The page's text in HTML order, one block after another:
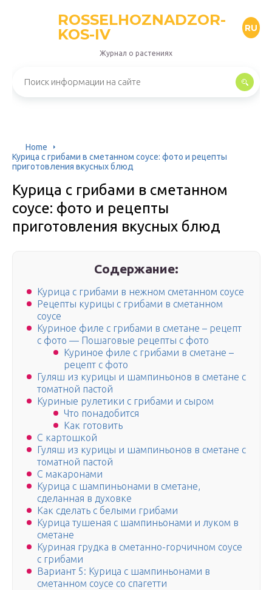
ROSSELHOZNADZOR-
KOS-IV
RU
Журнал о растениях
Home
Курица с грибами в сметанном соусе: фото и рецепты
приготовления вкусных блюд
Курица с грибами в сметанном
соусе: фото и рецепты
приготовления вкусных блюд
Содержание:
Курица с грибами в нежном сметанном соусе
Рецепты курицы с грибами в сметанном
соусе
Куриное филе с грибами в сметане – рецепт
с фото — Пошаговые рецепты с фото
Куриное филе с грибами в сметане –
рецепт с фото
Гуляш из курицы и шампиньонов в сметане с
томатной пастой
Куриные рулетики с грибами и сыром
Что понадобится
Как готовить
С картошкой
Гуляш из курицы и шампиньонов в сметане с
томатной пастой
С макаронами
Курица с шампиньонами в сметане,
сделанная в духовке
Как сделать с белыми грибами
Курица тушеная с шампиньонами и луком в
сметане
Куриная грудка в сметанно-горчичном соусе
с грибами
Вариант 5: Курица с шампиньонами в
сметанном соусе со спагетти